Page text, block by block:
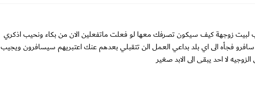
زوجهة كيف سيكون تصرفك معها لو فعلت ماتفعلين الان من بكاء ونحيب اذكري
فجأه الى اي بلد بداعي العمل الن تتقبلي بعدهم عنك اعتبريهم سيسافرون ويجيب
لا احد يبقى الى الابد صغير